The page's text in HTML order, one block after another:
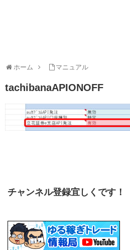
ホーム マニュアル
tachibanaAPIONOFF
チャンネル登録宜しくです！